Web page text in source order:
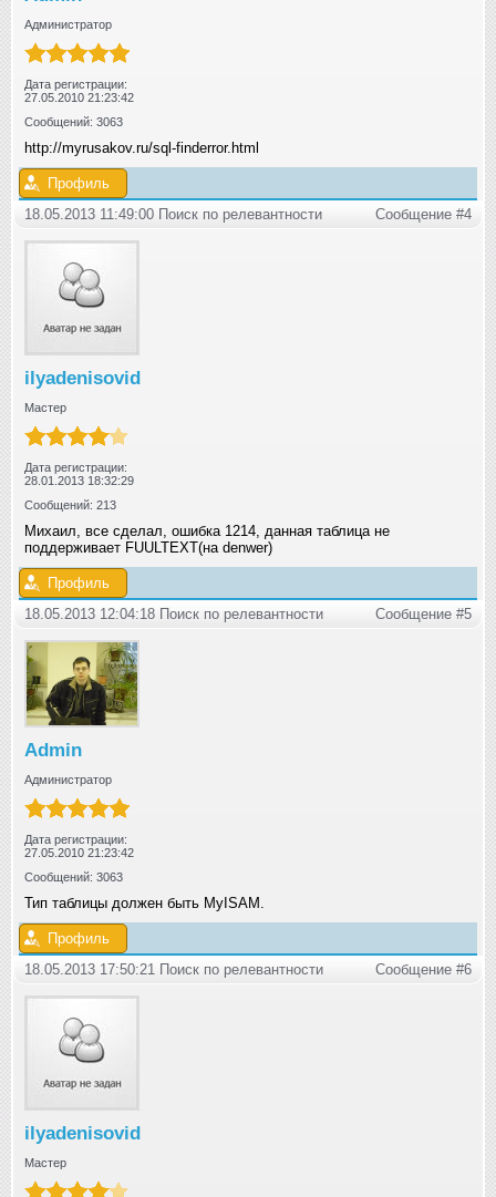
Администратор
Дата регистрации:
27.05.2010 21:23:42
Сообщений: 3063
http://myrusakov.ru/sql-finderror.html
Профиль
18.05.2013 11:49:00 Поиск по релевантности
Сообщение #4
ilyadenisovid
Мастер
Дата регистрации:
28.01.2013 18:32:29
Сообщений: 213
Михаил, все сделал, ошибка 1214, данная таблица не
поддерживает FUULTEXT(на denwer)
Профиль
18.05.2013 12:04:18 Поиск по релевантности
Сообщение #5
Admin
Администратор
Дата регистрации:
27.05.2010 21:23:42
Сообщений: 3063
Тип таблицы должен быть MyISAM.
Профиль
18.05.2013 17:50:21 Поиск по релевантности
Сообщение #6
ilyadenisovid
Мастер